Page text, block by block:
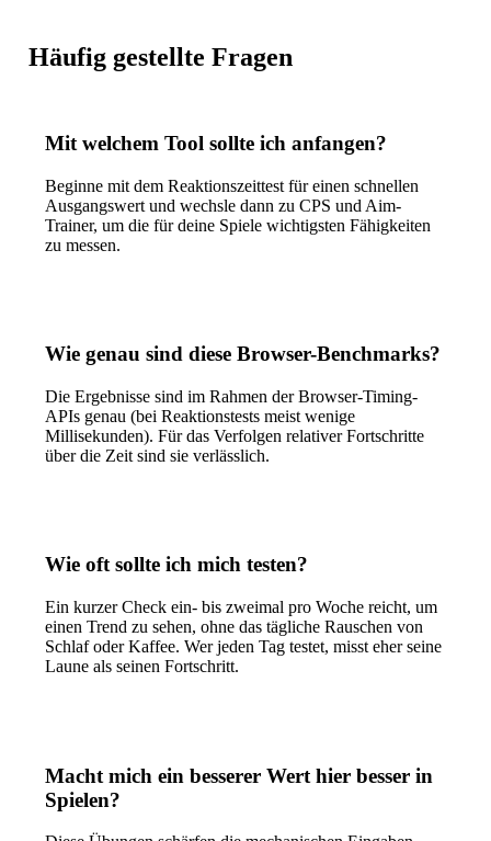
Häufig gestellte Fragen
Mit welchem Tool sollte ich anfangen?
Beginne mit dem Reaktionszeittest für einen schnellen
Ausgangswert und wechsle dann zu CPS und Aim-
Trainer, um die für deine Spiele wichtigsten Fähigkeiten
zu messen.
Wie genau sind diese Browser-Benchmarks?
Die Ergebnisse sind im Rahmen der Browser-Timing-
APIs genau (bei Reaktionstests meist wenige
Millisekunden). Für das Verfolgen relativer Fortschritte
über die Zeit sind sie verlässlich.
Wie oft sollte ich mich testen?
Ein kurzer Check ein- bis zweimal pro Woche reicht, um
einen Trend zu sehen, ohne das tägliche Rauschen von
Schlaf oder Kaffee. Wer jeden Tag testet, misst eher seine
Laune als seinen Fortschritt.
Macht mich ein besserer Wert hier besser in
Spielen?